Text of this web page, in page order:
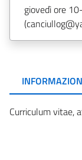
giovedì ore
Curriculum vitae,